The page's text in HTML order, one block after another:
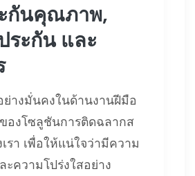
กันคุณภาพ,
ระกัน และ
ย่างมั่นคงในด้านงานฝีมือ
องโซลูชันการติดฉลากส
รา เพื่อให้แน่ใจว่ามีความ
ะความโปร่งใสอย่าง